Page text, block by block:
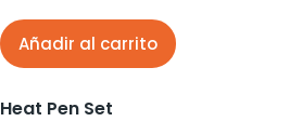
Añadir al carrito
Heat Pen Set